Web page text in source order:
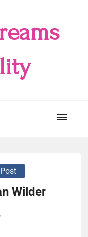
Wilder